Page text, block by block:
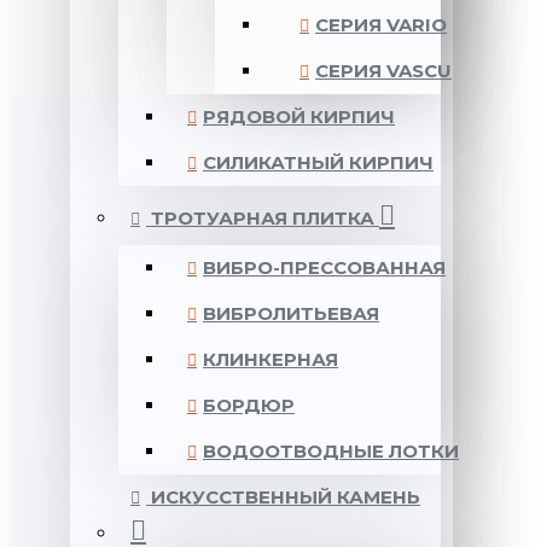
CЕРИЯ VARIO
CЕРИЯ VASCU
РЯДОВОЙ КИРПИЧ
СИЛИКАТНЫЙ КИРПИЧ
ТРОТУАРНАЯ ПЛИТКА
ВИБРО-ПРЕССОВАННАЯ
ВИБРОЛИТЬЕВАЯ
КЛИНКЕРНАЯ
БОРДЮР
ВОДООТВОДНЫЕ ЛОТКИ
ИСКУССТВЕННЫЙ КАМЕНЬ